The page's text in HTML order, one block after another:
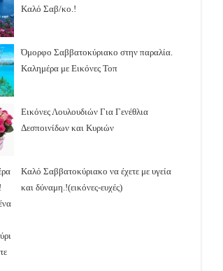
Καλό Σαβ/κο.!
Όμορφο Σαββατοκύριακο στην παραλία.
Καλημέρα με Εικόνες Τοπ
Εικόνες Λουλουδιών Για Γενέθλια
Δεσποινίδων και Κυριών
Καλό Σαββατοκύριακο να έχετε με υγεία
και δύναμη.!(εικόνες-ευχές)